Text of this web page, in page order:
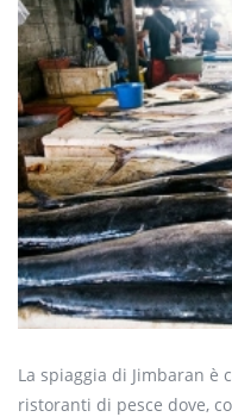
La spiaggia di Jimbaran è
ristoranti di pesce dove,